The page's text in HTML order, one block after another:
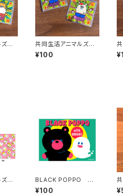
ズ
共同生活アニマルズ
キラキラステッカー（い
なっち）
¥100
キ
チ
ズ
BLACK POPPO ポ
ストカード（みどり）
¥100